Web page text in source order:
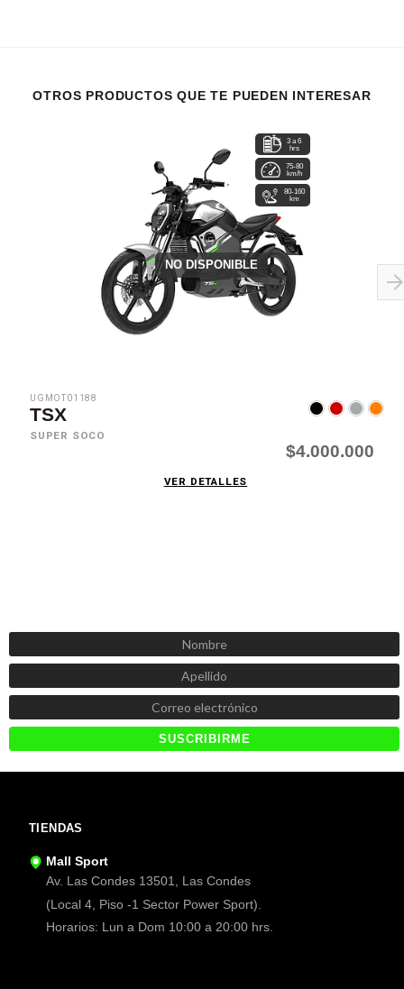
OTROS PRODUCTOS QUE TE PUEDEN INTERESAR
NO DISPONIBLE
3 a 6
hrs
75-80
km/h
80-160
km
UGMOT01188
TSX
SUPER SOCO
$4.000.000
VER DETALLES
TIENDAS
Mall Sport
Av. Las Condes 13501, Las Condes
(Local 4, Piso -1 Sector Power Sport).
Horarios: Lun a Dom 10:00 a 20:00 hrs.